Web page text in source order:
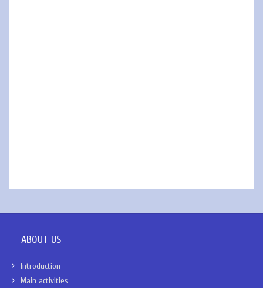
ABOUT US
Introduction
Main activities